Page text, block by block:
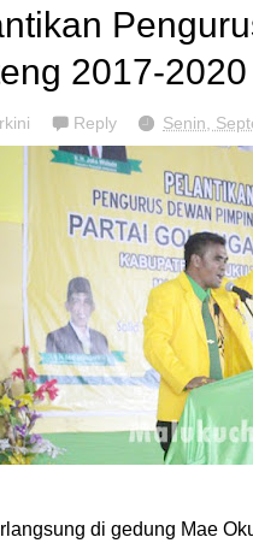
2017-2020
Reply Senin,
di gedung Mae